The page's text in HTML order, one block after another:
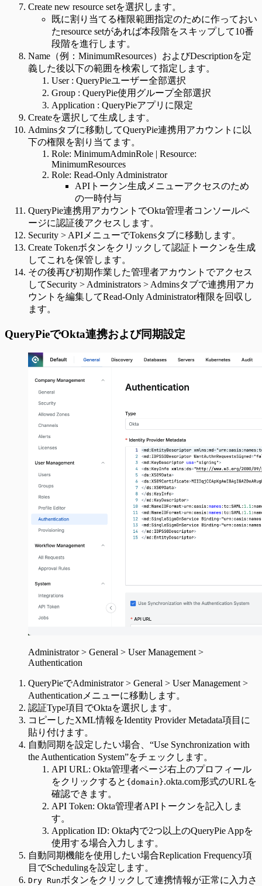
Create new resource setを選択します。
既に割り当てる権限範囲指定のために作っておい
たresource setがあれば本段階をスキップして10番
段階を進行します。
Name（例：MinimumResources）およびDescriptionを定
義した後以下の範囲を検索して指定します。
User : QueryPieユーザー全部選択
Group : QueryPie使用グループ全部選択
Application : QueryPieアプリに限定
Createを選択して生成します。
Adminsタブに移動してQueryPie連携用アカウントに以
下の権限を割り当てます。
Role: MinimumAdminRole | Resource:
MinimumResources
Role: Read-Only Administrator
APIトークン生成メニューアクセスのため
の一時付与
QueryPie連携用アカウントでOkta管理者コンソールペ
ージに認証後アクセスします。
Security > APIメニューでTokensタブに移動します。
Create Tokenボタンをクリックして認証トークンを生成
してこれを保管します。
その後再び初期作業した管理者アカウントでアクセス
してSecurity > Administrators > Adminsタブで連携用アカ
ウントを編集してRead-Only Administrator権限を回収し
ます。
QueryPieでOkta連携および同期設定
Administrator > General > User Management >
Authentication
QueryPieでAdministrator > General > User Management >
Authenticationメニューに移動します。
認証Type項目でOktaを選択します。
コピーしたXML情報をIdentity Provider Metadata項目に
貼り付けます。
自動同期を設定したい場合、“Use Synchronization with
the Authentication System”をチェックします。
API URL: Okta管理者ページ右上のプロフィール
をクリックすると {domain}.okta.com形式のURLを
確認できます。
API Token: Okta管理者APIトークンを記入しま
す。
Application ID: Okta内で2つ以上のQueryPie Appを
使用する場合入力します。
自動同期機能を使用したい場合Replication Frequency項
目でSchedulingを設定します。
Dry Runボタンをクリックして連携情報が正常に入力さ